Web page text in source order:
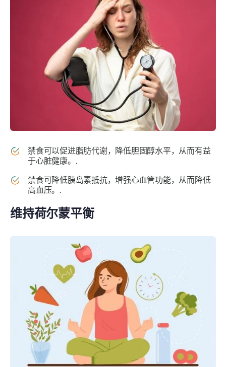
禁食可以促进脂肪代谢，降低胆固醇水平，从而有益
于心脏健康。.
禁食可降低胰岛素抵抗，增强心血管功能，从而降低
高血压。.
维持荷尔蒙平衡